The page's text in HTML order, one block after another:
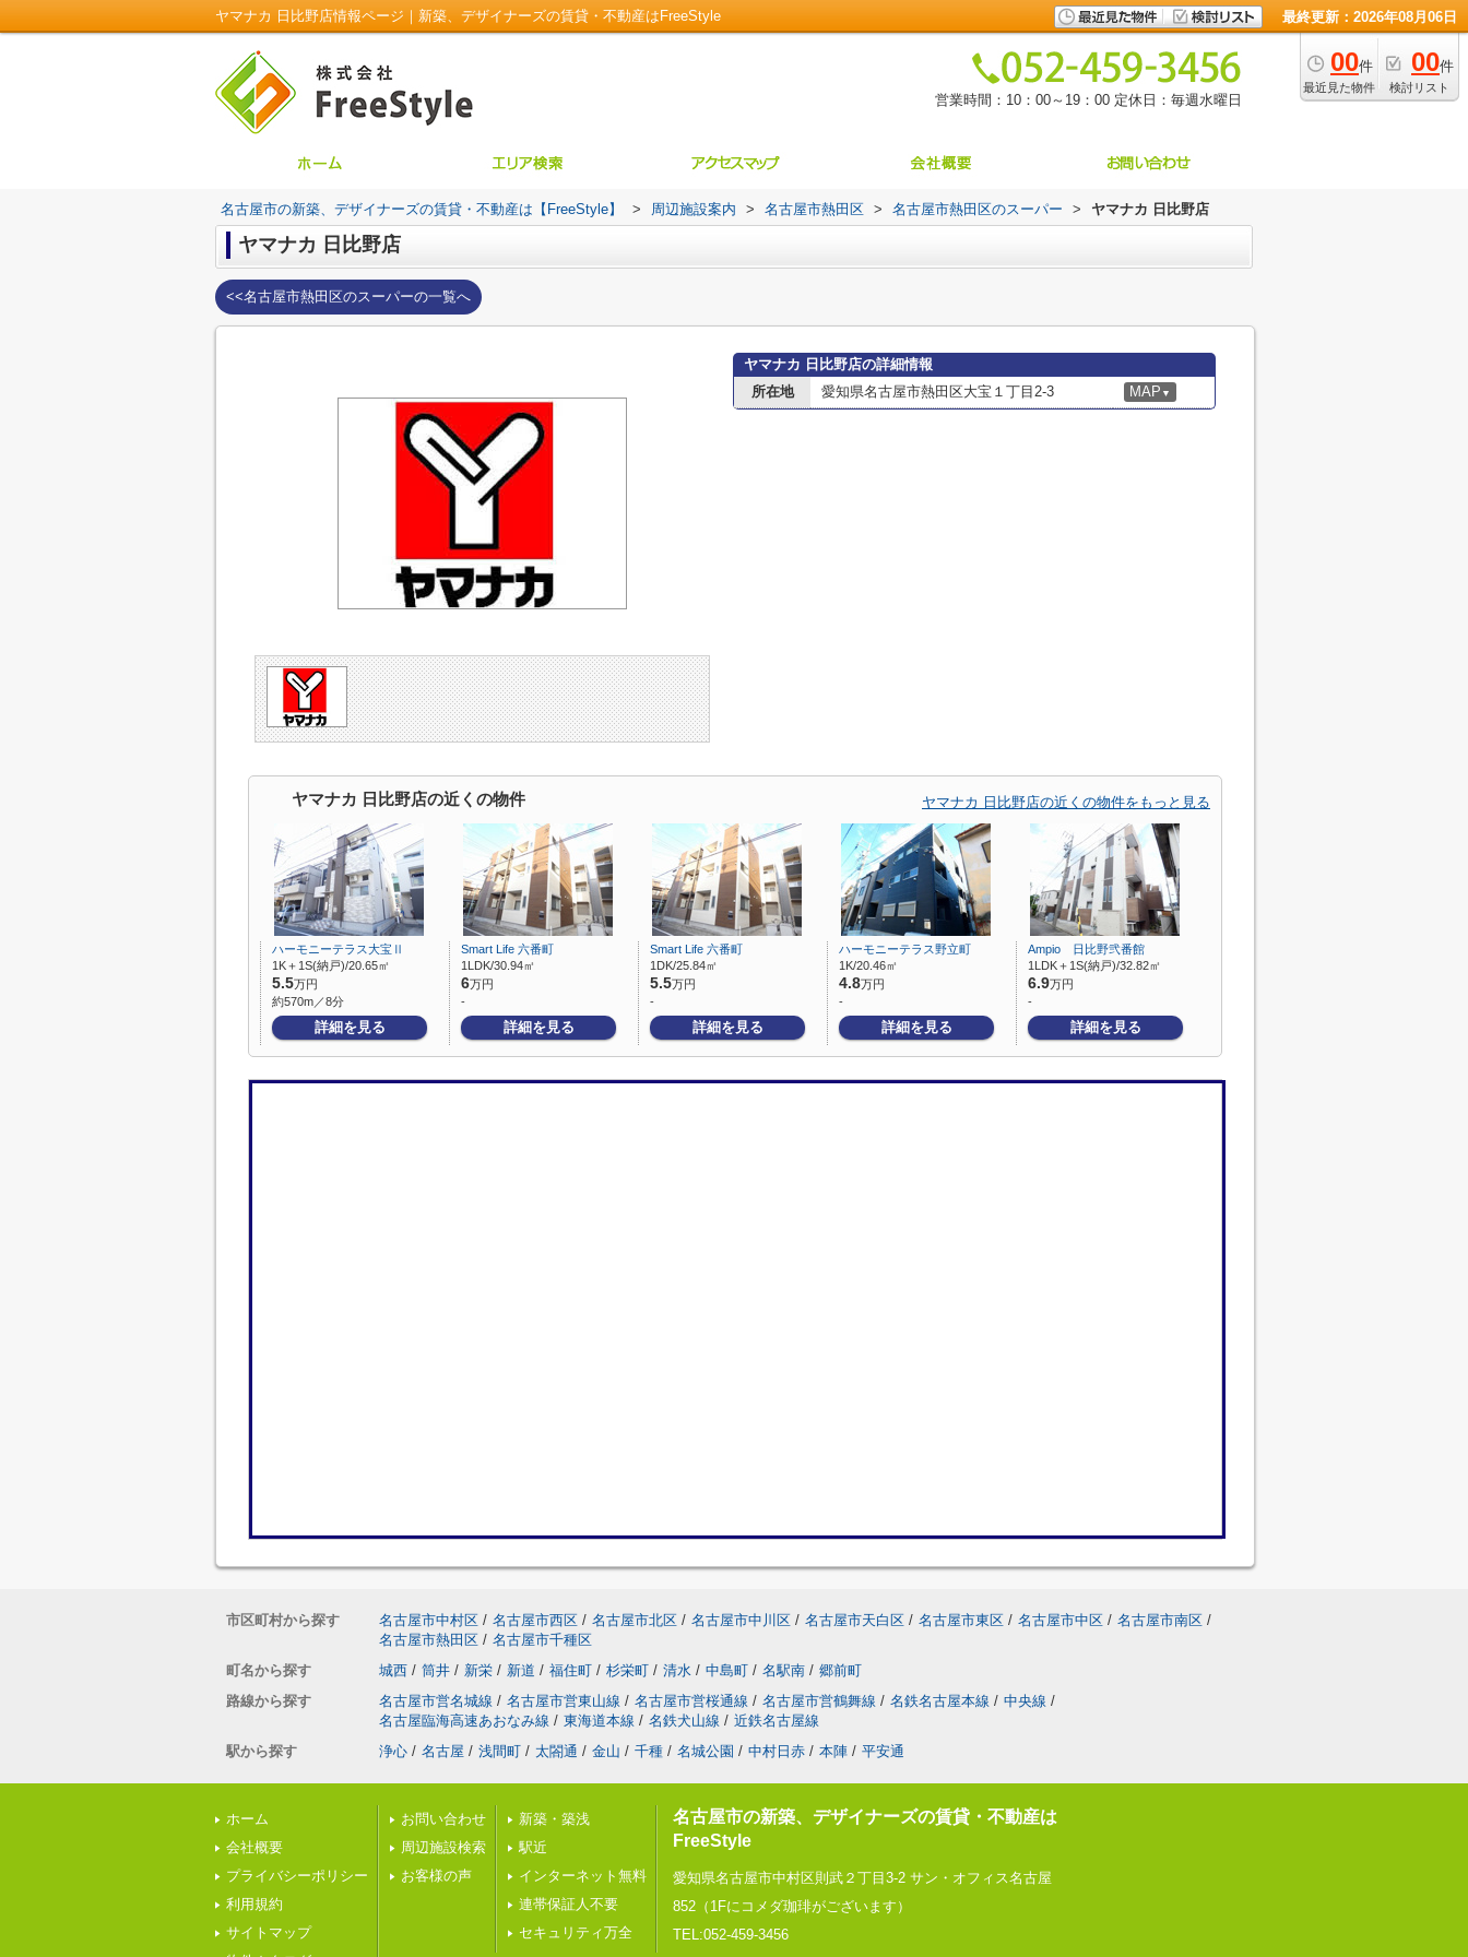
ヤマナカ 日比野店情報ページ｜新築、デザイナーズの賃貸・不動産はFreeStyle 最終更新：2026年08月06日
00件
最近見た物件
00件
検討リスト
営業時間：10：00～19：00 定休日：毎週水曜日
名古屋市の新築、デザイナーズの賃貸・不動産は【FreeStyle】 > 周辺施設案内 > 名古屋市熱田区 > 名古屋市熱田区のスーパー > ヤマナカ 日比野店
ヤマナカ 日比野店
<<名古屋市熱田区のスーパーの一覧へ
ヤマナカ 日比野店の詳細情報
所在地
愛知県名古屋市熱田区大宝１丁目2-3 MAP ▼
ヤマナカ 日比野店の近くの物件 ヤマナカ 日比野店の近くの物件をもっと見る
ハーモニーテラス大宝Ⅱ
1K＋1S(納戸)/20.65㎡
5.5万円
約570m／8分
詳細を見る
Smart Life 六番町
1LDK/30.94㎡
6万円
-
詳細を見る
Smart Life 六番町
1DK/25.84㎡
5.5万円
-
詳細を見る
ハーモニーテラス野立町
1K/20.46㎡
4.8万円
-
詳細を見る
Ampio 日比野弐番館
1LDK＋1S(納戸)/32.82㎡
6.9万円
-
詳細を見る
市区町村から探す 名古屋市中村区 / 名古屋市西区 / 名古屋市北区 / 名古屋市中川区 / 名古屋市天白区 / 名古屋市東区 / 名古屋市中区 / 名古屋市南区 /
名古屋市熱田区 / 名古屋市千種区
町名から探す
城西 / 筒井 / 新栄 / 新道 / 福住町 / 杉栄町 / 清水 / 中島町 / 名駅南 / 郷前町
路線から探す
名古屋市営名城線 / 名古屋市営東山線 / 名古屋市営桜通線 / 名古屋市営鶴舞線 / 名鉄名古屋本線 / 中央線 /
名古屋臨海高速あおなみ線 / 東海道本線 / 名鉄犬山線 / 近鉄名古屋線
駅から探す
浄心 / 名古屋 / 浅間町 / 太閤通 / 金山 / 千種 / 名城公園 / 中村日赤 / 本陣 / 平安通
ホーム
会社概要
プライバシーポリシー
利用規約
サイトマップ
お問い合わせ
周辺施設検索
お客様の声
新築・築浅
駅近
インターネット無料
連帯保証人不要
セキュリティ万全
名古屋市の新築、デザイナーズの賃貸・不動産は
FreeStyle
愛知県名古屋市中村区則武２丁目3-2 サン・オフィス名古屋
852（1Fにコメダ珈琲がございます）
TEL:052-459-3456